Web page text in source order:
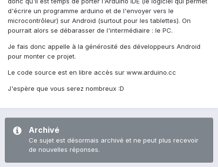
d'écrire un programme arduino et de l'envoyer vers le
microcontrôleur) sur Android (surtout pour les tablettes). On
pourrait alors se débarasser de l'intermédiaire : le PC.
Je fais donc appelle à la générosité des développeurs Android
pour monter ce projet.
Le code source est en libre accès sur www.arduino.cc
J'espère que vous serez nombreux :D
Archivé
Ce sujet est désormais archivé et ne peut plus recevoir
de nouvelles réponses.